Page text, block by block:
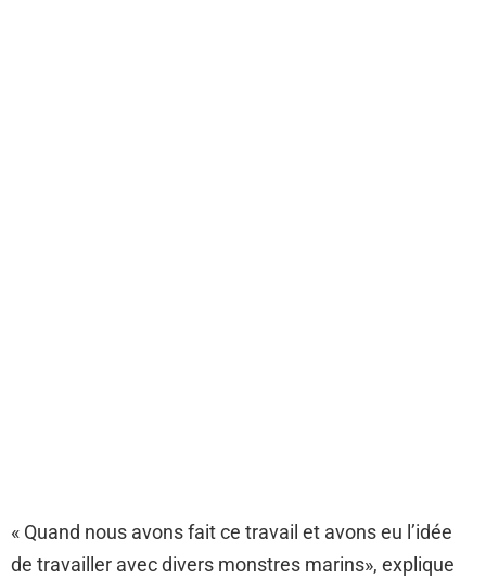
« Quand nous avons fait ce travail et avons eu l’idée
de travailler avec divers monstres marins», explique